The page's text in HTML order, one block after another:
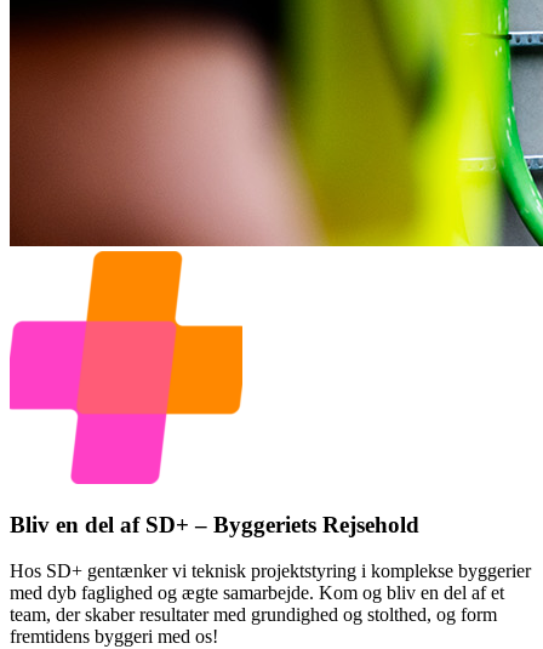
Bliv en del af SD+ – Byggeriets Rejsehold
Hos SD+ gentænker vi teknisk projektstyring i komplekse byggerier
med dyb faglighed og ægte samarbejde. Kom og bliv en del af et
team, der skaber resultater med grundighed og stolthed, og form
fremtidens byggeri med os!